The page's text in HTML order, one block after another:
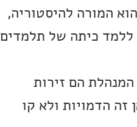
המורה להיסטוריה,
ללמד כיתה של תלמדים
הם זירות
זה הדמויות ולא קו